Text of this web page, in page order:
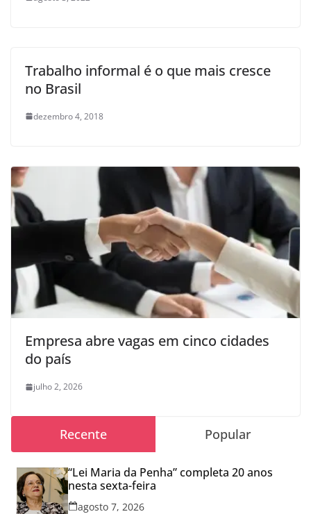
Trabalho informal é o que mais cresce
no Brasil
dezembro 4, 2018
Empresa abre vagas em cinco cidades
do país
julho 2, 2026
Recente Popular
“Lei Maria da Penha” completa 20 anos
nesta sexta-feira
agosto 7, 2026